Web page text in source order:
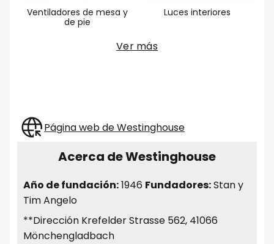
Ventiladores de mesa y
de pie
Luces interiores
Ver más
Página web de Westinghouse
Acerca de Westinghouse
Año de fundación:1946 Fundadores:Stan y
Tim Angelo
**Dirección Krefelder Strasse 562, 41066
Mönchengladbach